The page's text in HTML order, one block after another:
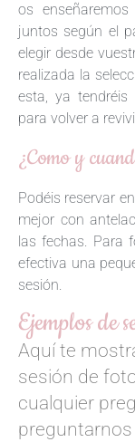
os
juntos según el
elegir desde
realizada la
esta, ya tendréis
para volver a
¿Como y
Podéis reservar
mejor con
las fechas. Para
efectiva una
sesión.
Ejemplos de
Aquí te
sesión de
cualquier